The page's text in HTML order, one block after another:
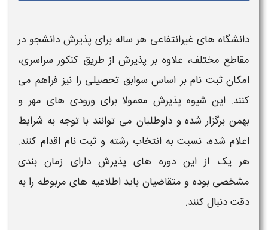
دانشگاه‌ های غیرانتفاعی هر ساله برای پذیرش دانشجو در
مقاطع مختلف، علاوه بر پذیرش از طریق کنکور سراسری،
امکان ثبت‌ نام بر اساس سوابق تحصیلی را نیز فراهم می‌
کنند. این شیوه پذیرش معمولا برای ورودی‌ های مهر و
بهمن برگزار شده و داوطلبان می‌ توانند با توجه به شرایط
اعلام‌ شده، نسبت به انتخاب رشته و ثبت‌ نام اقدام کنند.
هر یک از این دوره‌ های پذیرش دارای زمان‌ بندی
مشخصی بوده و متقاضیان باید اطلاعیه‌ های مربوطه را به
دقت دنبال کنند.